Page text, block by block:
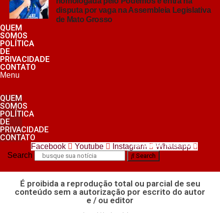
disputa por vaga na Assembleia Legislativa
de Mato Grosso
QUEM
SOMOS
POLÍTICA
DE
PRIVACIDADE
CONTATO
Menu
QUEM
SOMOS
POLÍTICA
DE
PRIVACIDADE
CONTATO
nos siga nas redes sociais
Facebook Youtube Instagram
Whatsapp
Search
Search
É proibida a reprodução total ou parcial de seu
conteúdo sem a autorização por escrito do autor
e / ou editor